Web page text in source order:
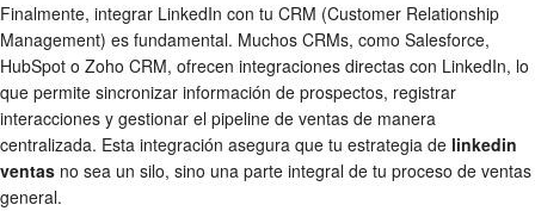
Finalmente, integrar LinkedIn con tu CRM (Customer Relationship
Management) es fundamental. Muchos CRMs, como Salesforce,
HubSpot o Zoho CRM, ofrecen integraciones directas con LinkedIn, lo
que permite sincronizar información de prospectos, registrar
interacciones y gestionar el pipeline de ventas de manera
centralizada. Esta integración asegura que tu estrategia de linkedin
ventas no sea un silo, sino una parte integral de tu proceso de ventas
general.